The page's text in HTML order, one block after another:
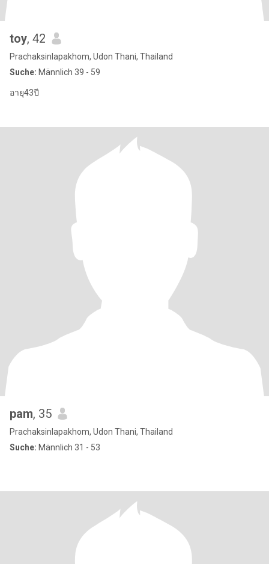
toy, 42
Prachaksinlapakhom, Udon Thani, Thailand
Suche: Männlich 39 - 59
อายุ43ปี
pam, 35
Prachaksinlapakhom, Udon Thani, Thailand
Suche: Männlich 31 - 53